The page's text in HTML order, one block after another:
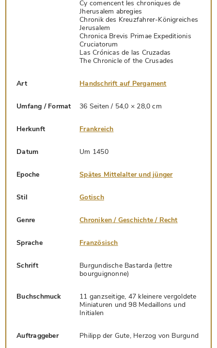
Cy comencent les chroniques de
Jherusalem abregies
Chronik des Kreuzfahrer-Königreiches
Jerusalem
Chronica Brevis Primae Expeditionis
Cruciatorum
Las Crónicas de las Cruzadas
The Chronicle of the Crusades
Art Handschrift auf Pergament
Umfang / Format 36 Seiten / 54,0 × 28,0 cm
Herkunft Frankreich
Datum Um 1450
Epoche Spätes Mittelalter und jünger
Stil Gotisch
Genre Chroniken / Geschichte / Recht
Sprache Französisch
Schrift
Burgundische Bastarda (lettre
bourguignonne)
Buchschmuck
11 ganzseitige, 47 kleinere vergoldete
Miniaturen und 98 Medaillons und
Initialen
Auftraggeber Philipp der Gute, Herzog von Burgund